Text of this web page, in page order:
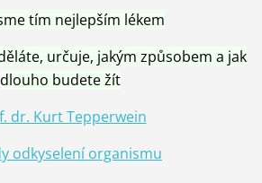
tím nejlepším lékem
určuje, jakým způsobem a jak
dlouho budete žít
dr. Kurt Tepperwein
odkyselení organismu